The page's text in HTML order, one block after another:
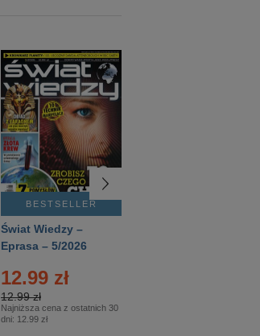
BESTSELLER
Świat Wiedzy –
Eprasa – 5/2026
12.99 zł
12.99 zł
Najniższa cena z ostatnich 30
dni: 12.99 zł